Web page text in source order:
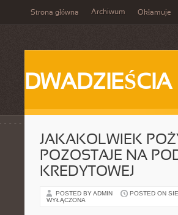
Strona główna Archiwum Okłamuje
DWADZIEŚCIA
JAKAKOLWIEK
POZOSTAJE NA
KREDYTOWEJ
POSTED BY ADMIN POSTED ON
WYŁĄCZONA